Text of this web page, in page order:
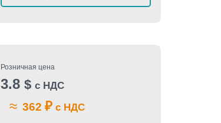
Розничная цена
3.8 $ с НДС
≈ 362 ₽ с НДС